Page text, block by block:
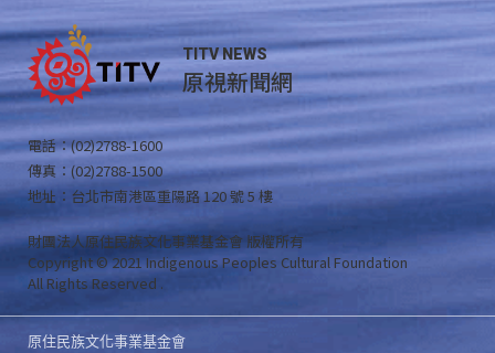
TITV NEWS
原視新聞網
電話：(02)2788-1600
傳真：(02)2788-1500
地址：台北市南港區重陽路 120 號 5 樓
財團法人原住民族文化事業基金會 版權所有
Copyright © 2021 Indigenous Peoples Cultural Foundation
All Rights Reserved .
原住民族文化事業基金會